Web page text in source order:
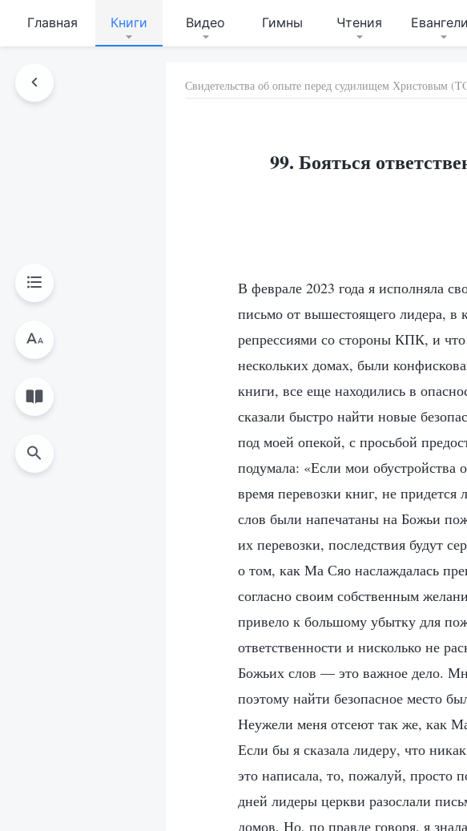
Главная Книги Видео Гимны Чтения
Свидетельства об опыте перед судилищем Христовым
99. Бояться
В феврале 2023 года я исполняла
письмо от вышестоящего лидера, в
репрессиями со стороны КПК, и
нескольких домах, были
книги, все еще находились в
сказали быстро найти новые
под моей опекой, с просьбой
подумала: «Если мои обустройства
время перевозки книг, не придется
слов были напечатаны на Божьи
их перевозки, последствия будут
о том, как Ма Сяо наслаждалась
согласно своим собственным
привело к большому убытку для
ответственности и нисколько не
Божьих слов — это важное дело.
поэтому найти безопасное место
Неужели меня отсеют так же, как
Если бы я сказала лидеру, что
это написала, то, пожалуй, просто
дней лидеры церкви разослали
домов. Но, по правде говоря, я